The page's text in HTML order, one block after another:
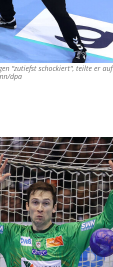
"zutiefst schockiert", teilte er auf
dpa